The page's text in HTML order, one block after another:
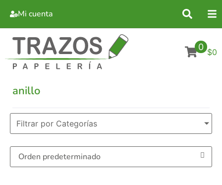
Mi cuenta
0 $0
anillo
Filtrar por Categorías